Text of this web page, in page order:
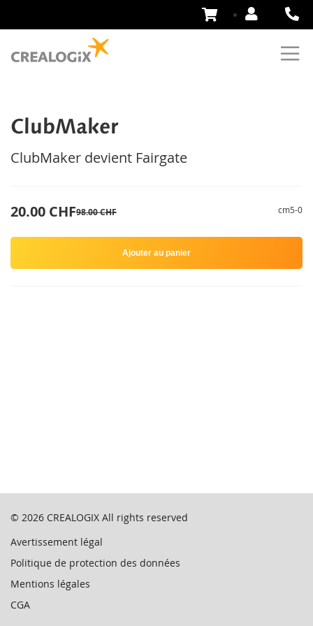
Aller
ClubMaker
ClubMaker devient Fairgate
98.00 CHF
20.00 CHF cm5-0
Ajouter au panier
© 2026 CREALOGIX All rights reserved
Avertissement légal
Politique de protection des données
Mentions légales
CGA